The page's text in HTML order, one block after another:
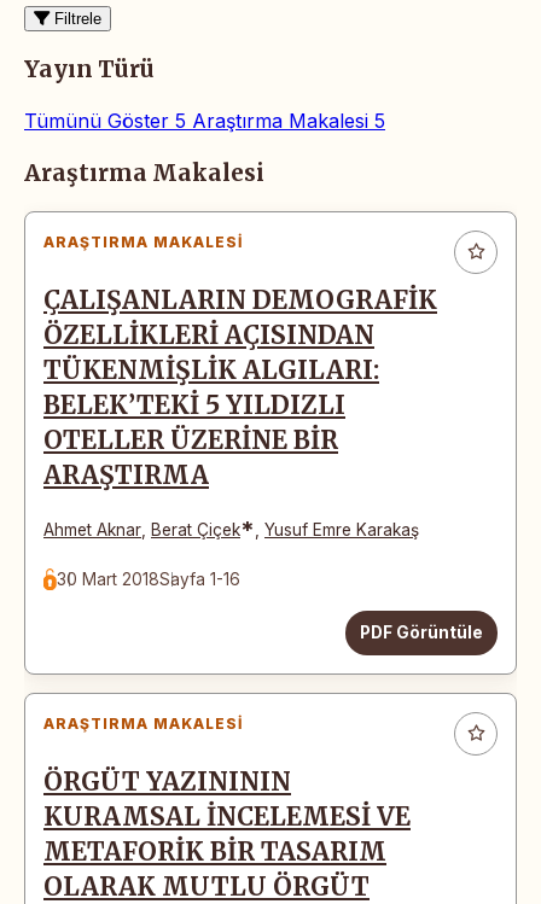
Filtrele
Yayın Türü
Tümünü Göster 5 Araştırma Makalesi 5
Makaleler
Araştırma Makalesi
ARAŞTIRMA MAKALESI
ÇALIŞANLARIN DEMOGRAFİK
ÖZELLİKLERİ AÇISINDAN
TÜKENMİŞLİK ALGILARI:
BELEK’TEKİ 5 YILDIZLI
OTELLER ÜZERİNE BİR
ARAŞTIRMA
Ahmet Aknar Berat Çiçek* Yusuf Emre Karakaş
30 Mart 2018Sayfa 1-16
PDF Görüntüle
ARAŞTIRMA MAKALESI
ÖRGÜT YAZINININ
KURAMSAL İNCELEMESİ VE
METAFORİK BİR TASARIM
OLARAK MUTLU ÖRGÜT